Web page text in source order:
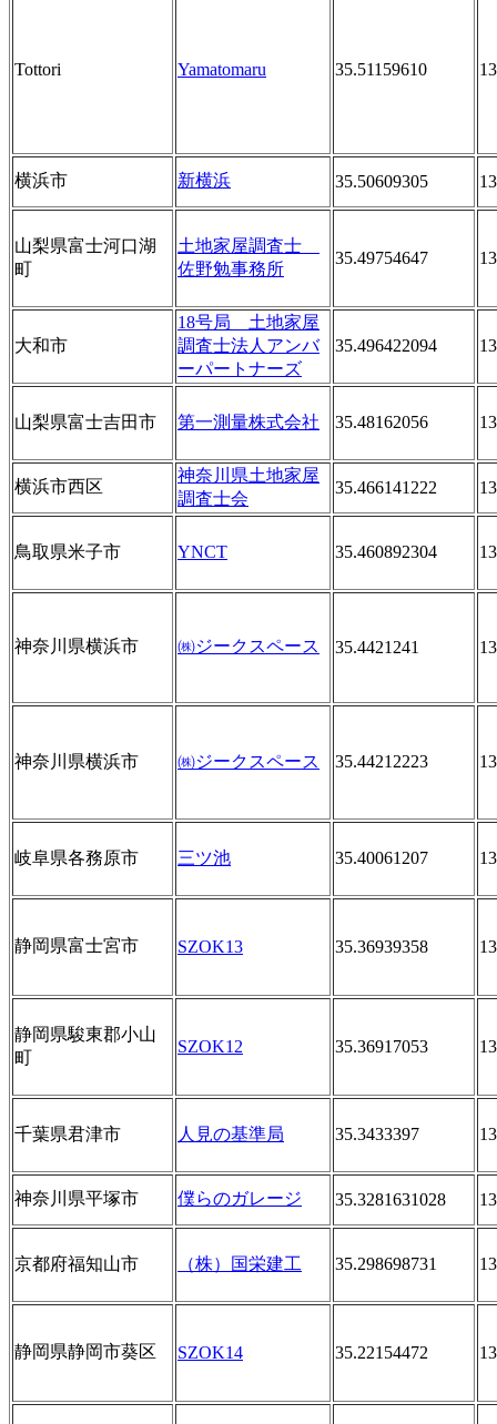
Tottori Yamatomaru 35.51159610
横浜市 新横浜 35.50609305
山梨県富士河口湖
町
土地家屋調査士
佐野勉事務所
35.49754647
大和市
18号局 土地家屋
調査士法人アンバ
ーパートナーズ
35.496422094
山梨県富士吉田市 第一測量株式会社 35.48162056
横浜市西区
神奈川県土地家屋
調査士会
35.466141222
鳥取県米子市 YNCT 35.460892304
神奈川県横浜市 ㈱ジークスペース 35.4421241
神奈川県横浜市 ㈱ジークスペース 35.44212223
岐阜県各務原市 三ツ池 35.40061207
静岡県富士宮市 SZOK13 35.36939358
静岡県駿東郡小山
町
SZOK12 35.36917053
千葉県君津市 人見の基準局 35.3433397
神奈川県平塚市 僕らのガレージ 35.3281631028
京都府福知山市 （株）国栄建工 35.298698731
静岡県静岡市葵区 SZOK14 35.22154472